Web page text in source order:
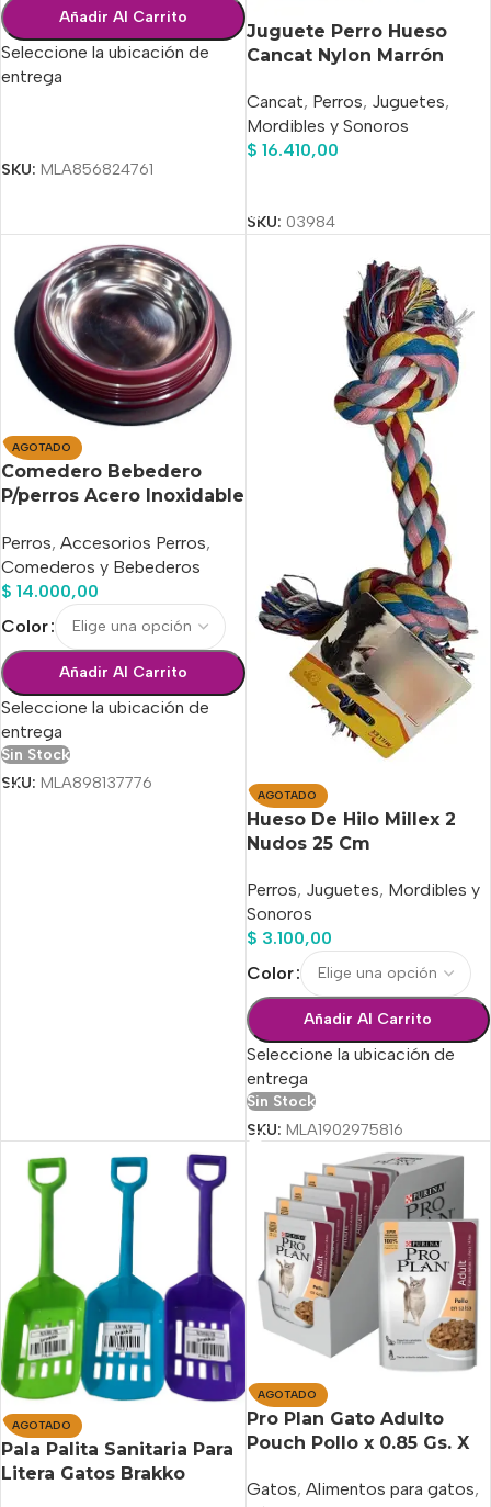
Añadir Al Carrito
Seleccione la ubicación de
entrega
SKU: MLA856824761
Juguete Perro Hueso
Cancat Nylon Marrón
5 cm
Cancat, Perros, Juguetes,
Mordibles y Sonoros
$ 16.410,00
SKU: 03984
AGOTADO
Comedero Bebedero
P/perros Acero Inoxidable
Perros, Accesorios Perros,
Comederos y Bebederos
$ 14.000,00
Color
Añadir Al Carrito
Seleccione la ubicación de
entrega
Sin Stock
SKU: MLA898137776
AGOTADO
Hueso De Hilo Millex 2
Nudos 25 Cm
Perros, Juguetes, Mordibles y
Sonoros
$ 3.100,00
Color
Añadir Al Carrito
Seleccione la ubicación de
entrega
Sin Stock
SKU: MLA1902975816
AGOTADO
Pala Palita Sanitaria Para
Litera Gatos Brakko
AGOTADO
Pro Plan Gato Adulto
Pouch Pollo x 0.85 Gs. X
Gatos, Alimentos para gatos,